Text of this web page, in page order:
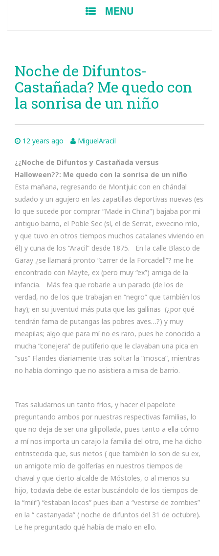
MENU
Noche de Difuntos-
Castañada? Me quedo con
la sonrisa de un niño
12 years ago MiguelAracil
¿¿Noche de Difuntos y Castañada versus
Halloween??: Me quedo con la sonrisa de un niño
Esta mañana, regresando de Montjuic con en chándal
sudado y un agujero en las zapatillas deportivas nuevas (es
lo que sucede por comprar “Made in China”) bajaba por mi
antiguo barrio, el Poble Sec (sí, el de Serrat, exvecino mío,
y que tuvo en otros tiempos muchos catalanes viviendo en
él) y cuna de los “Aracil” desde 1875. En la calle Blasco de
Garay ¿se llamará pronto “carrer de la Forcadell”? me he
encontrado con Mayte, ex (pero muy “ex”) amiga de la
infancia. Más fea que robarle a un parado (de los de
verdad, no de los que trabajan en “negro” que también los
hay); en su juventud más puta que las gallinas (¿por qué
tendrán fama de putangas las pobres aves…?) y muy
meapilas; algo que para mí no es raro, pues he conocido a
mucha “conejera” de putiferio que le clavaban una pica en
“sus” Flandes diariamente tras soltar la “mosca”, mientras
no había domingo que no asistiera a misa de barrio.
Tras saludarnos un tanto fríos, y hacer el papelote
preguntando ambos por nuestras respectivas familias, lo
que no deja de ser una gilipollada, pues tanto a ella cómo
a mí nos importa un carajo la familia del otro, me ha dicho
entristecida que, sus nietos ( que también lo son de su ex,
un amigote mío de golferías en nuestros tiempos de
chaval y que cierto alcalde de Móstoles, o al menos su
hijo, todavía debe de estar buscándolo de los tiempos de
la “mili”) “estaban locos” pues iban a “vestirse de zombies”
en la “ castanyada” ( noche de difuntos del 31 de octubre).
Le he preguntado qué había de malo en ello.